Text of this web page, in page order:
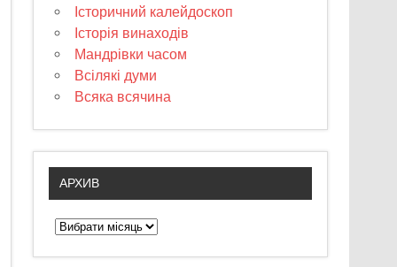
Історичний калейдоскоп
Історія винаходів
Мандрівки часом
Всілякі думи
Всяка всячина
АРХИВ
А
р
х